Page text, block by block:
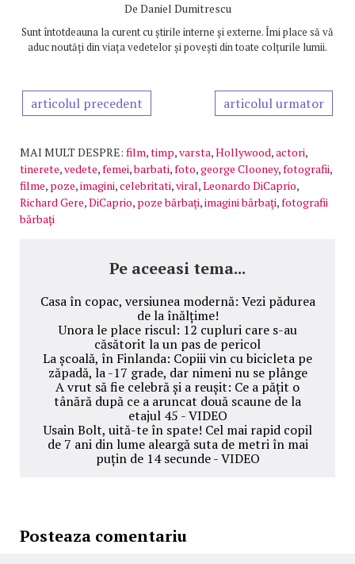
De Daniel Dumitrescu
Sunt întotdeauna la curent cu știrile interne și externe. Îmi place să vă
aduc noutăți din viața vedetelor și povești din toate colțurile lumii.
articolul precedent articolul urmator
MAI MULT DESPRE: film,timp,varsta,Hollywood,actori,
tinerete,vedete,femei,barbati,foto,george Clooney,fotografii,
filme, poze,imagini,celebritati,viral,Leonardo DiCaprio,
Richard Gere,DiCaprio, poze bărbați,imagini bărbați,fotografii
bărbați
Pe aceeasi tema...
Casa în copac, versiunea modernă: Vezi pădurea
de la înălțime!
Unora le place riscul: 12 cupluri care s-au
căsătorit la un pas de pericol
La școală, în Finlanda: Copiii vin cu bicicleta pe
zăpadă, la -17 grade, dar nimeni nu se plânge
A vrut să fie celebră și a reușit: Ce a pățit o
tânără după ce a aruncat două scaune de la
etajul 45 - VIDEO
Usain Bolt, uită-te în spate! Cel mai rapid copil
de 7 ani din lume aleargă suta de metri în mai
puțin de 14 secunde - VIDEO
Posteaza comentariu